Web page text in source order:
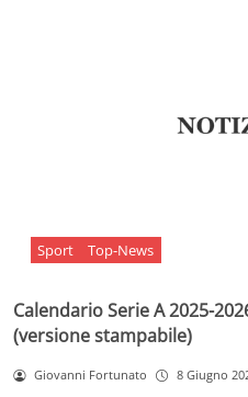
Sport Top-News
Calendario Serie A 2025-
(versione stampabile)
Giovanni Fortunato 8 Giugno